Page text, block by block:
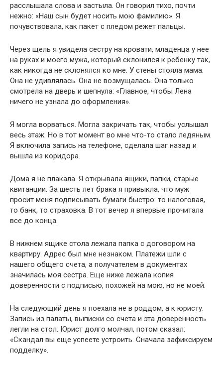
расслышала слова и застыла. Он говорил тихо, почти
нежно: «Наш сын будет носить мою фамилию». Я
почувствовала, как пакет с пледом режет пальцы.
Через щель я увидела сестру на кровати, младенца у нее
на руках и моего мужа, который склонился к ребенку так,
как никогда не склонялся ко мне. У стены стояла мама.
Она не удивлялась. Она не возмущалась. Она только
смотрела на дверь и шепнула: «Главное, чтобы Лена
ничего не узнала до оформления».
Я могла ворваться. Могла закричать так, чтобы услышал
весь этаж. Но в тот момент во мне что-то стало ледяным.
Я включила запись на телефоне, сделала шаг назад и
вышла из коридора.
Дома я не плакала. Я открывала ящики, папки, старые
квитанции. За шесть лет брака я привыкла, что муж
просит меня подписывать бумаги быстро: то налоговая,
то банк, то страховка. В тот вечер я впервые прочитала
все до конца.
В нижнем ящике стола лежала папка с договором на
квартиру. Адрес был мне незнаком. Платежи шли с
нашего общего счета, а получателем в документах
значилась моя сестра. Еще ниже лежала копия
доверенности с подписью, похожей на мою, но не моей.
На следующий день я поехала не в роддом, а к юристу.
Запись из палаты, выписки со счета и эта доверенность
легли на стол. Юрист долго молчал, потом сказал:
«Скандал вы еще успеете устроить. Сначала зафиксируем
подделку».